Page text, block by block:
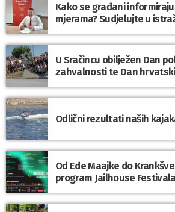
Kako se građani
mjerama? Sudjelujte u
U Sračincu obilježen Dan
zahvalnosti te Dan
Odlični rezultati naših
Od Ede Maajke do
program Jailhouse